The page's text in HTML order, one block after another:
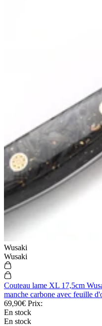
Wusaki
Wusaki
Couteau lame XL 17,5cm
manche carbone avec feuille
69,90€ Prix:
En stock
En stock